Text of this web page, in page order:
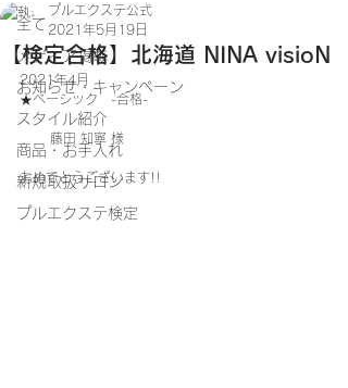
全て
メディア掲載
お知らせ・キャンペーン
スタイル紹介
商品・お手入れ
新規取扱サロン
プルエクステ検定
【検定合格】北海道 NINA visioN
プルエクステ公式
2021年5月19日
2021年4月
★ベーシック　-合格-
藤田 知寧 様
おめでとうございます!!